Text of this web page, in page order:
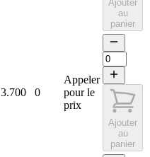
Ajouter
au
panier
3.700 0
Appeler
pour le
prix
Ajouter
au
panier